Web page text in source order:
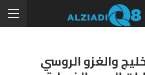
والغزو الروسي